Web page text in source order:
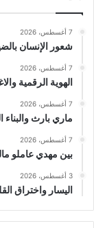
7 أغسطس، 2026
شعور الإنسان
7 أغسطس، 2026
الهوية الرقمية
7 أغسطس، 2026
ماري بارث
7 أغسطس، 2026
بين مهدي عاملو
3 أغسطس، 2026
اليسار واختراق